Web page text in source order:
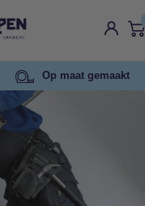
Op maat gemaakt